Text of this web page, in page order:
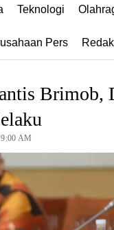
Teknologi
Pers
Brimob,
AM